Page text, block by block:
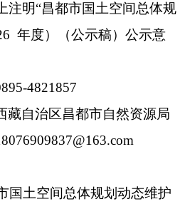
注明“昌都市国土空间总体规
年度）（公示稿）公示意
4821857
藏自治区昌都市自然资源局
国土空间总体规划动态维护